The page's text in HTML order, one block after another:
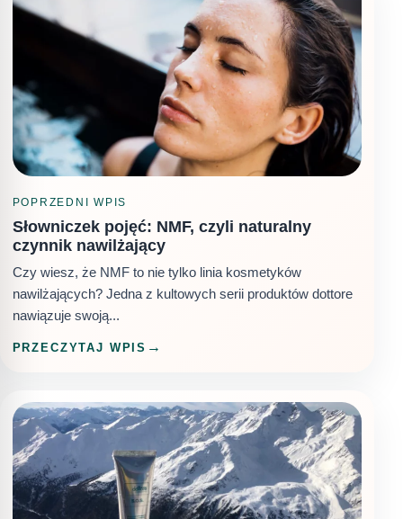
POPRZEDNI WPIS
Słowniczek pojęć: NMF, czyli naturalny
czynnik nawilżający
Czy wiesz, że NMF to nie tylko linia kosmetyków
nawilżających? Jedna z kultowych serii produktów dottore
nawiązuje swoją...
PRZECZYTAJ WPIS